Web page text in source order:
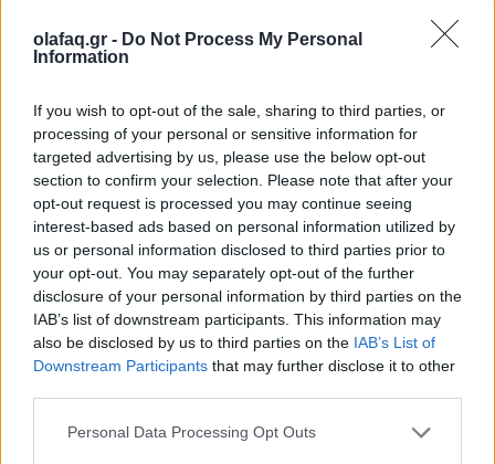
olafaq.gr - Do Not Process My Personal
Information
If you wish to opt-out of the sale, sharing to third parties, or
processing of your personal or sensitive information for
targeted advertising by us, please use the below opt-out
section to confirm your selection. Please note that after your
opt-out request is processed you may continue seeing
interest-based ads based on personal information utilized by
us or personal information disclosed to third parties prior to
your opt-out. You may separately opt-out of the further
disclosure of your personal information by third parties on the
IAB’s list of downstream participants. This information may
also be disclosed by us to third parties on the IAB’s List of
Downstream Participants that may further disclose it to other
Personal Data Processing Opt Outs
παρουσιάστηκαν οι συλλογές «Stockman
» του
Jeremy Scottκαι«Body Meets Dress, Dress Meets
Body»του οίκουComme des Garçons. Και οι τρεις
ασκούσαν κριτική στην αισθητική της high-end
μόδας, ενώ παράλληλα αμφισβητούσαν την ίδια την
έννοια του ιδανικού σώματος, σε μια εποχή όπου
στον δημόσιο διάλογο κυριαρχούσαν συζητήσεις για
την «ηθικότητα» των πλαστικών επεμβάσεων και
μαινόταν μια μεγάλη διαμάχη σχετικά με τις πρώτες
απόπειρες κλωνοποίησης.